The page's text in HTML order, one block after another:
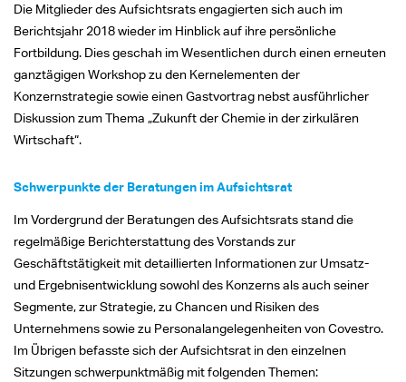
Die Mitglieder des Aufsichtsrats engagierten sich auch im
Berichtsjahr 2018 wieder im Hinblick auf ihre persönliche
Fortbildung. Dies geschah im Wesentlichen durch einen erneuten
ganztägigen Workshop zu den Kernelementen der
Konzernstrategie sowie einen Gastvortrag nebst ausführlicher
Diskussion zum Thema „Zukunft der Chemie in der zirkulären
Wirtschaft“.
Schwerpunkte der Beratungen im Aufsichtsrat
Im Vordergrund der Beratungen des Aufsichtsrats stand die
regelmäßige Berichterstattung des Vorstands zur
Geschäftstätigkeit mit detaillierten Informationen zur Umsatz-
und Ergebnisentwicklung sowohl des Konzerns als auch seiner
Segmente, zur Strategie, zu Chancen und Risiken des
Unternehmens sowie zu Personalangelegenheiten von Covestro.
Im Übrigen befasste sich der Aufsichtsrat in den einzelnen
Sitzungen schwerpunktmäßig mit folgenden Themen: